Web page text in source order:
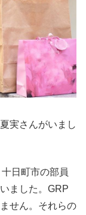
実さんがいまし
日町市の部員
ました。GRP
せん。それらの